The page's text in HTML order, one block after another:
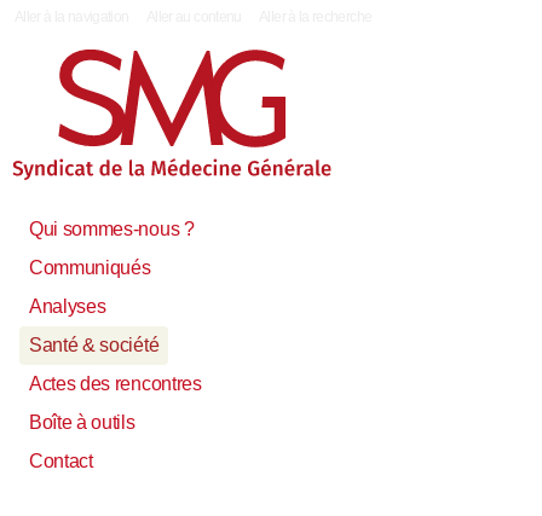
Qui sommes-nous ?
Communiqués
Analyses
Santé & société
Actes des rencontres
Boîte à outils
Contact